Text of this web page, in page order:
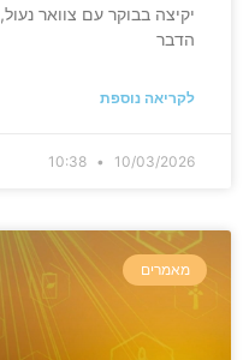
יקיצה בבוקר עם צוואר
הדבר
לקריאה נוספת
10/03/2026
מאמרים